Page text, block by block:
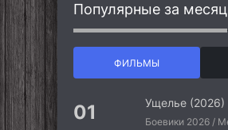
Популярные за месяц
ФИЛЬМЫ
Ущелье (2026)